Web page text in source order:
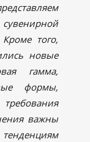
того,
новые
гамма,
формы,
важны